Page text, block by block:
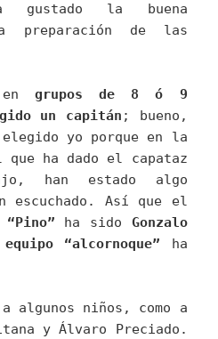
gustado la buena
preparación de las
en grupos de 8 ó 9
un capitán ; bueno,
yo porque en la
ha dado el capataz
han estado algo
escuchado. Así que el
ha sido Gonzalo
equipo “alcornoque” ha
algunos niños, como a
y Álvaro Preciado.